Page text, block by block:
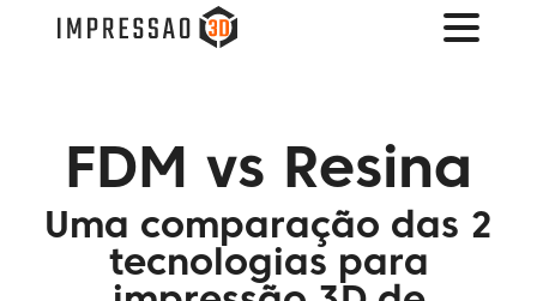
FDM vs Resina
Uma comparação das 2
tecnologias para